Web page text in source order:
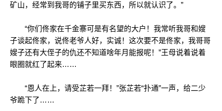
矿山，经常到我哥的铺子里买东西，所以就认识了。”
“你们佟家在千金寨可是有名望的大户！我常听我哥和嫂
子谈起佟家，说佟老爷人好，实诚！这次要不是佟家，我哥哥
嫂子还有大侄子的仇还不知道啥年月能报呢！”王母说着说着
眼圈就红了起来……
“恩人在上，请受芷若一拜！”张芷若“扑通”一声，给二少
爷跪下了……